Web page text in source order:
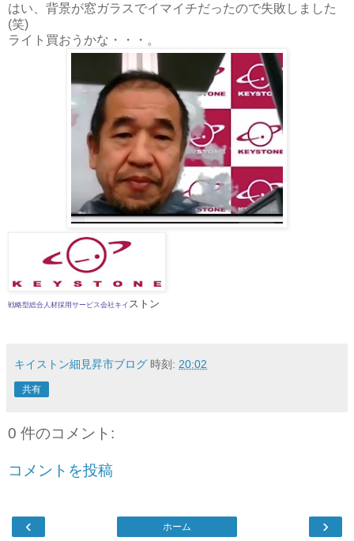
はい、背景が窓ガラスでイマイチだったので失敗しました
(笑)
ライト買おうかな・・・。
戦略型総合人材採用サービス会社キイ ストン
キイストン細見昇市ブログ 時刻: 20:02
共有
0 件のコメント:
コメントを投稿
‹ ›
ホーム